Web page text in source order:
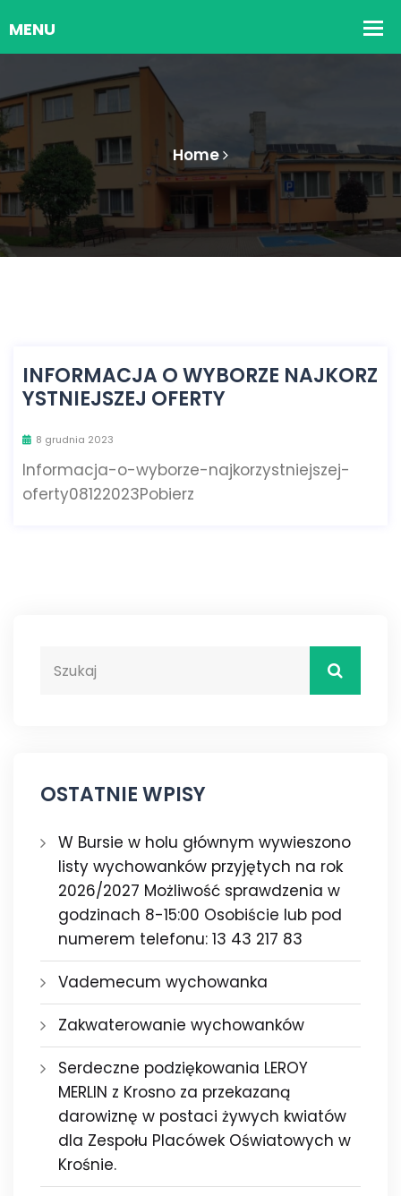
Home
INFORMACJA O WYBORZE NAJKORZ
YSTNIEJSZEJ OFERTY
8 grudnia 2023
Informacja-o-wyborze-najkorzystniejszej-
oferty08122023Pobierz
OSTATNIE WPISY
W Bursie w holu głównym wywieszono
listy wychowanków przyjętych na rok
2026/2027 Możliwość sprawdzenia w
godzinach 8-15:00 Osobiście lub pod
numerem telefonu: 13 43 217 83
Vademecum wychowanka
Zakwaterowanie wychowanków
Serdeczne podziękowania LEROY
MERLIN z Krosno za przekazaną
darowiznę w postaci żywych kwiatów
dla Zespołu Placówek Oświatowych w
Krośnie.